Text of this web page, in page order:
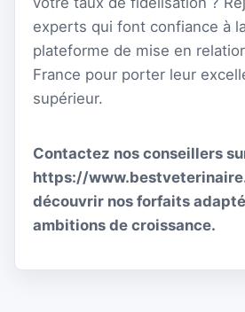
experts qui font confiance à
plateforme de mise en
France pour porter leur
supérieur.
Contactez nos conseillers
https://
découvrir nos forfaits
ambitions de croissance.